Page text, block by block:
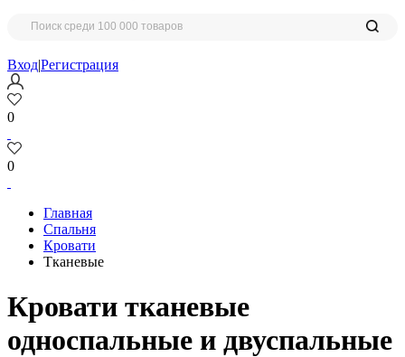
Вход|Регистрация
0
0
Главная
Спальня
Кровати
Тканевые
Кровати тканевые
односпальные и двуспальные